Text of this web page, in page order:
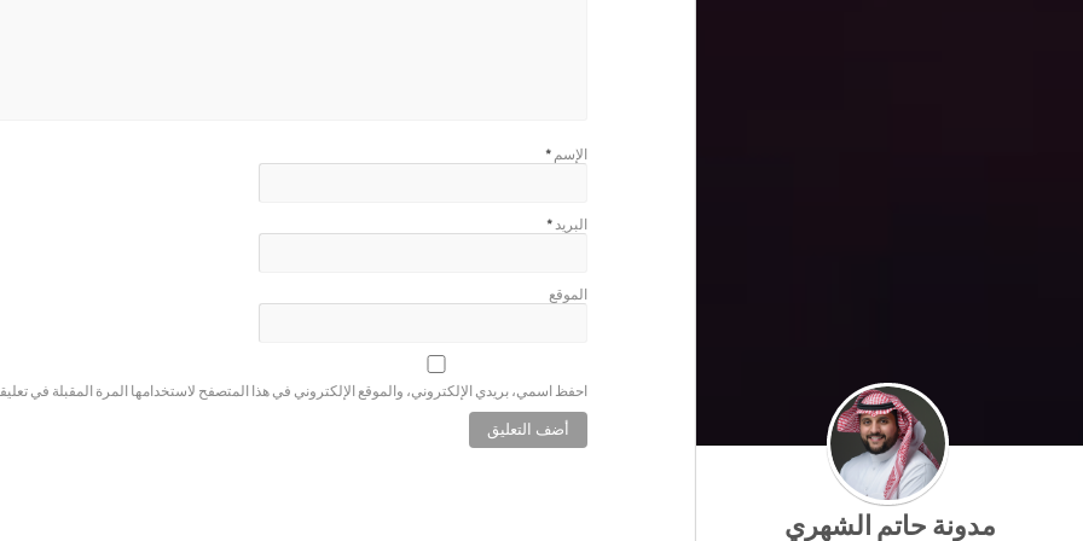
مدونة حاتم الشهري
الإسم *
البريد*
الموقع
احفظ اسمي، بريدي الإلكتروني، والموقع الإلكتروني في هذا المتصفح لاستخدامها المرة المقبلة في